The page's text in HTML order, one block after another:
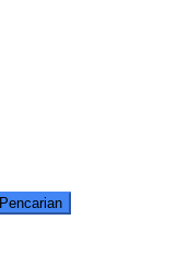
Pencarian